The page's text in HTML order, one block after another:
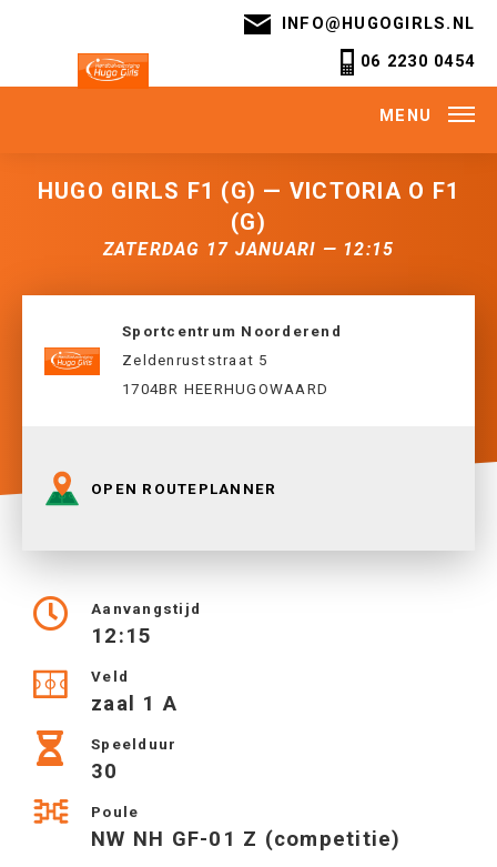
INFO@HUGOGIRLS.NL
06 2230 0454
MENU
HUGO GIRLS F1 (G) — VICTORIA O F1
(G)
ZATERDAG 17 JANUARI — 12:15
Sportcentrum Noorderend
Zeldenruststraat 5
1704BR HEERHUGOWAARD
OPEN ROUTEPLANNER
Aanvangstijd
12:15
Veld
zaal 1 A
Speelduur
30
Poule
NW NH GF-01 Z (competitie)